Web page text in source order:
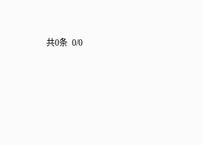
共0条 0/0